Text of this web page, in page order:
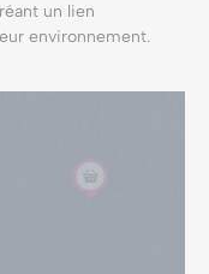
un lien
environnement.